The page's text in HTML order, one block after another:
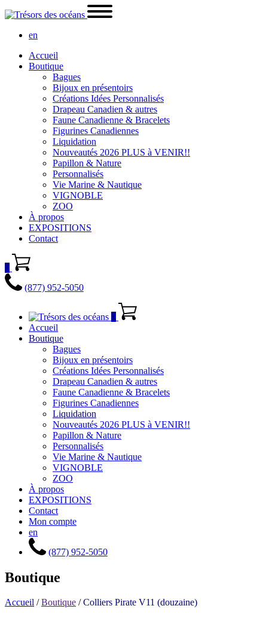
en
Accueil
Boutique
Bagues
Bijoux en présentoirs
Créations Idées Personnalisés
Drapeau Canadien & autres
Faune Canadienne & Bracelets
Figurines Canadiennes
Liquidation
Nouveautés 2026 PLUS à VENIR!!
Papillon & Nature
Personnalisés
Vie Marine & Nautique
VIGNOBLE
ZOO
À propos
EXPOSITIONS
Contact
0
(877) 952-5050
0
Accueil
Boutique
Bagues
Bijoux en présentoirs
Créations Idées Personnalisés
Drapeau Canadien & autres
Faune Canadienne & Bracelets
Figurines Canadiennes
Liquidation
Nouveautés 2026 PLUS à VENIR!!
Papillon & Nature
Personnalisés
Vie Marine & Nautique
VIGNOBLE
ZOO
À propos
EXPOSITIONS
Contact
Mon compte
en
(877) 952-5050
Boutique
Accueil /Boutique /Colliers Pirate V11 (douzaine)